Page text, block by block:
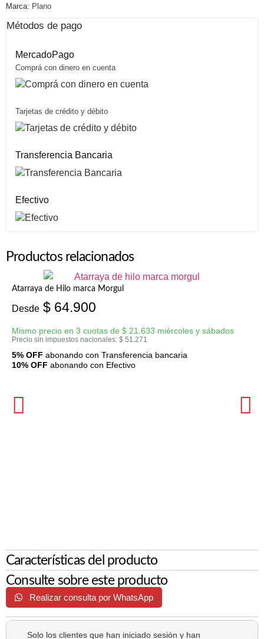
Marca: Plano
Métodos de pago
MercadoPago
Comprá con dinero en cuenta
Tarjetas de crédito y débito
Transferencia Bancaria
Efectivo
Productos relacionados
Atarraya de Hilo marca Morgul
Desde $ 64.900
Mismo precio en 3 cuotas de $ 21.633 miércoles y sábados
Precio sin impuestos nacionales: $ 51.271
5% OFF abonando con Transferencia bancaria
10% OFF abonando con Efectivo
Características del producto
Consulte sobre este producto
Realizar consulta por WhatsApp
Solo los clientes que han iniciado sesión y han